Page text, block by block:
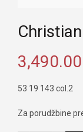
3,490.00
53 19 143 col.2
Za porudžbine